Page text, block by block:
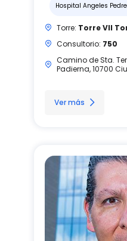
Hospital Angeles
Torre: Torre VII
Consultorio: 750
Camino de Sta.
Padierna, 10700
Ver más